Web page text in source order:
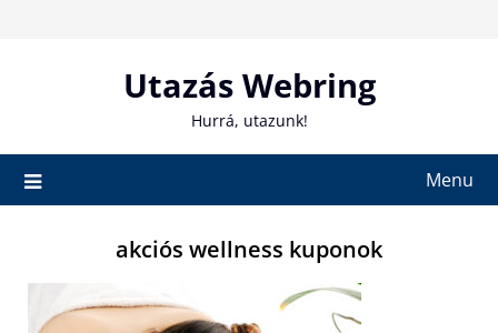
Utazás Webring
Hurrá, utazunk!
Menu
akciós wellness kuponok